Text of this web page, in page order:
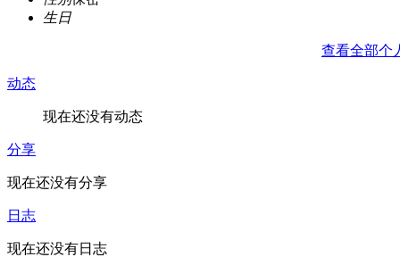
生日
查看全部个
动态
现在还没有动态
分享
现在还没有分享
日志
现在还没有日志